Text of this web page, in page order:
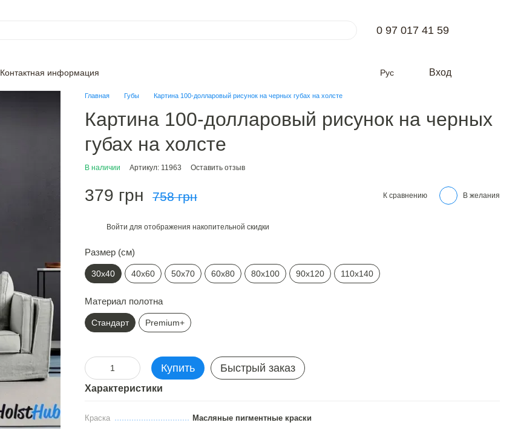
0 97 017 41 59
Контактная информация Рус Вход
Главная Губы Картина 100-долларовый рисунок на черных губах на холсте
Картина 100-долларовый рисунок на черных
губах на холсте
В наличии Артикул: 11963 Оставить отзыв
379 грн 758 грн К сравнению В желания
Войти для отображения накопительной скидки
Размер (см)
30х40 40х60 50х70 60х80 80х100 90х120 110х140
Материал полотна
Стандарт Premium+
Купить Быстрый заказ
Характеристики
Краска Масляные пигментные краски